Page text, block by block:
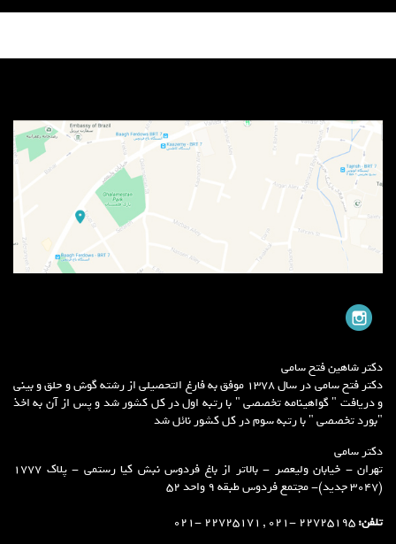
دکتر شاهین فتح سامی
دکتر فتح سامی در سال 1378 موفق به فارغ التحصیلی از رشته گوش و حلق و بینی
و دریافت " گواهینامه تخصصی " با رتبه اول در کل کشور شد و پس از آن به اخذ
"بورد تخصصی " با رتبه سوم در کل کشور نائل شد
دکتر سامی
تهران - خیابان ولیعصر - بالاتر از باغ فردوس نبش کیا رستمی - پلاک 1777
(3047 جدید)- مجتمع فردوس طبقه 9 واحد 52
تلفن:22725195 -021 , 22725171 -021